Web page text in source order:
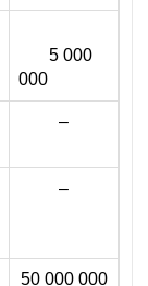
5 000
000
–
–
50 000 000